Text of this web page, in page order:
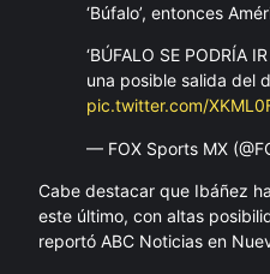
‘Búfalo’, entonces
‘BÚFALO SE PODRÍA
una posible salida del
pic.twitter.com/
— FOX Sports MX
Cabe destacar que Ibáñez
este último, con altas
reportó ABC Noticias en